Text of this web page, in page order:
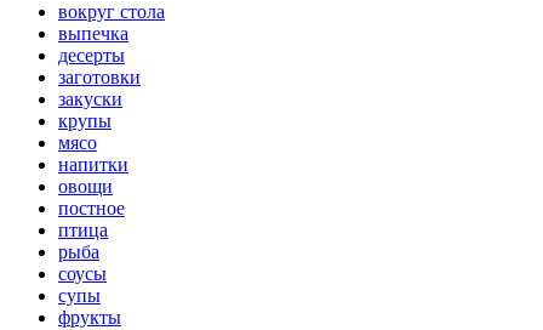
вокруг стола
выпечка
десерты
заготовки
закуски
крупы
мясо
напитки
овощи
постное
птица
рыба
соусы
супы
фрукты